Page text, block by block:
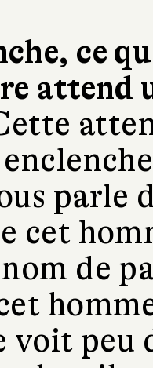
ce
attend
parle
cet
de
voit peu